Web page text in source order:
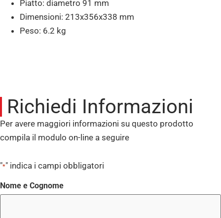
Piatto: diametro 91 mm
Dimensioni: 213x356x338 mm
Peso: 6.2 kg
Richiedi Informazioni
Per avere maggiori informazioni su questo prodotto
compila il modulo on-line a seguire
"*" indica i campi obbligatori
Nome e Cognome